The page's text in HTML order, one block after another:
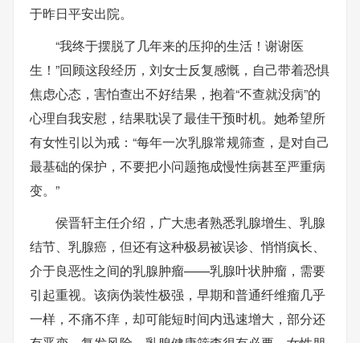
于昨日平安出院。
“我终于摆脱了几年来的压抑的生活！谢谢医
生！”回顾这段经历，刘女士反复感慨，自己带着恐惧
焦虑心态，害怕查出不好结果，抱着“不查就没病”的
心理自我安慰，结果耽误了最佳干预时机。她希望所
有女性引以为戒：“每年一次乳腺常规筛查，是对自己
最基础的保护，不要把小问题拖成慢性病甚至严重病
变。”
侯晋轩主任介绍，广大患者熟悉乳腺增生、乳腺
结节、乳腺癌，但还有这种极易被误诊、悄悄疯长、
介于良恶性之间的乳腺肿瘤——乳腺叶状肿瘤，需要
引起重视。该病伪装性极强，早期和普通纤维瘤几乎
一样，不痛不痒，却可能短时间内迅速增大，部分还